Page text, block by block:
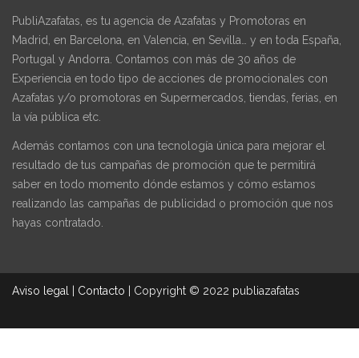
PubliAzafatas, es tu agencia de Azafatas y Promotoras en
Madrid, en Barcelona, en Valencia, en Sevilla… y en toda España,
Portugal y Andorra. Contamos con más de 30 años de
Experiencia en todo tipo de acciones de promocionales con
Azafatas y/o promotoras en Supermercados, tiendas, ferias, en
la vía pública etc.
Además contamos con una tecnología única para mejorar el
resultado de tus campañas de promoción que te permitirá
saber en todo momento dónde estamos y cómo estamos
realizando las campañas de publicidad o promoción que nos
hayas contratado.
Aviso legal Contacto Copyright © 2022 publiazafatas